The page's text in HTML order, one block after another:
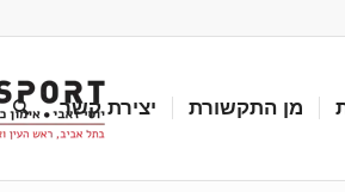
מן התקשורת יצירת קשר